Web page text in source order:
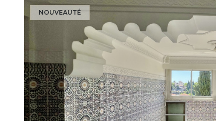
NOUVEAUTÉ